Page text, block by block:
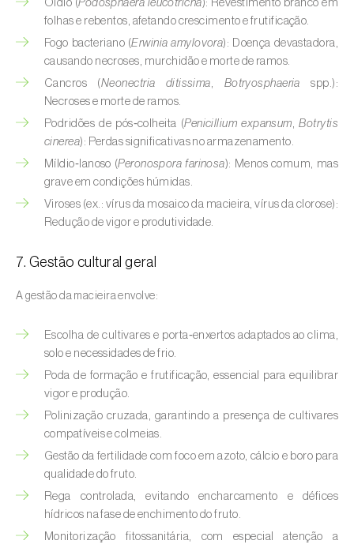
Cebola (Allium cepa)
Cedro (Cedrus spp.)
Centeio (Secale cereale
Cerejeira (Prunus avium L.)
Cevada (Hordeum vulgare
Cherovia / Pastinaca (Pastinaca sativa)
Coqueiro (Cocos nucifera
Courgette ( Cucurbita pepo
Couve (Brassica oleracea)
Craveiro (Dianthus caryophyllus)
Crisântemo (Chrysanthemum spp. )
Oídio (Podosphaera leucotricha): Revestimento branco em
folhas e rebentos, afetando crescimento e frutificação.
Fogo bacteriano (Erwinia amylovora): Doença devastadora,
causando necroses, murchidão e morte de ramos.
Cancros (Neonectria ditissima, Botryosphaeria spp.):
Necroses e morte de ramos.
Podridões de pós‑colheita (Penicillium expansum,Botrytis
cinerea): Perdas significativas no armazenamento.
Míldio‑lanoso (Peronospora farinosa): Menos comum, mas
grave em condições húmidas.
Viroses (ex.: vírus da mosaico da macieira, vírus da clorose):
Redução de vigor e produtividade.
7. Gestão cultural geral
A gestão da macieira envolve:
Escolha de cultivares e porta‑enxertos adaptados ao clima,
solo e necessidades de frio.
Poda de formação e frutificação, essencial para equilibrar
vigor e produção.
Polinização cruzada, garantindo a presença de cultivares
compatíveis e colmeias.
Gestão da fertilidade com foco em azoto, cálcio e boro para
qualidade do fruto.
Rega controlada, evitando encharcamento e défices
hídricos na fase de enchimento do fruto.
Monitorização fitossanitária, com especial atenção a